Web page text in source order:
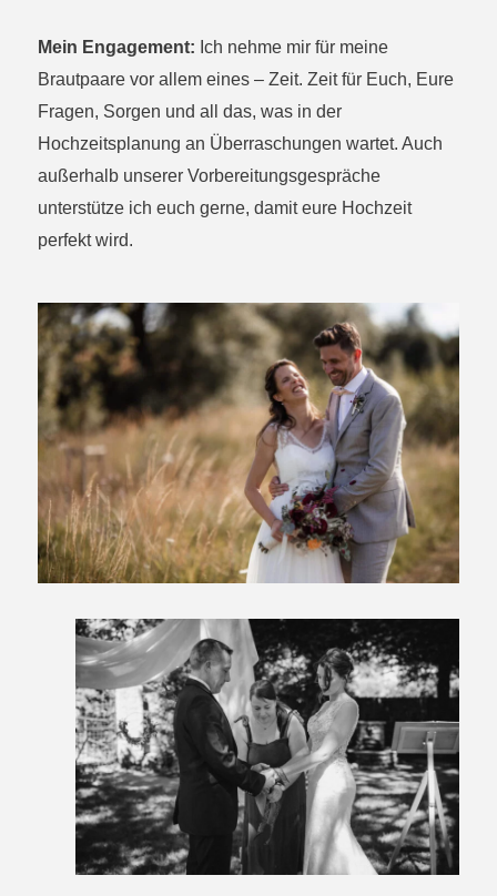
Mein Engagement: Ich nehme mir für meine
Brautpaare vor allem eines – Zeit. Zeit für Euch, Eure
Fragen, Sorgen und all das, was in der
Hochzeitsplanung an Überraschungen wartet. Auch
außerhalb unserer Vorbereitungsgespräche
unterstütze ich euch gerne, damit eure Hochzeit
perfekt wird.